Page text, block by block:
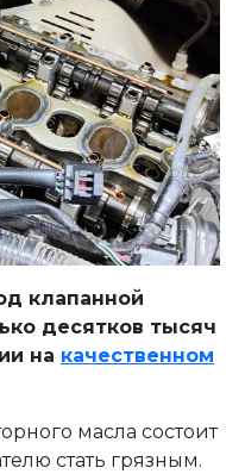
клапанной
десятков тысяч
на качественном
масла состоит
стать грязным.